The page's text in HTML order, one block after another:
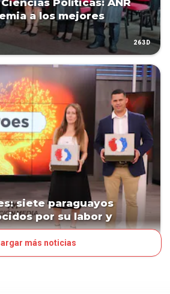
Políticas: ANR
a los mejores
263D
siete paraguayos
por su labor y
más noticias